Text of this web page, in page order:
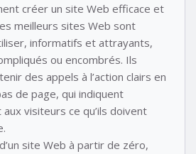
créer un site Web efficace et
meilleurs sites Web sont
informatifs et attrayants,
ou encombrés. Ils
des appels à l’action clairs en
de page, qui indiquent
visiteurs ce qu’ils doivent
site Web à partir de zéro,